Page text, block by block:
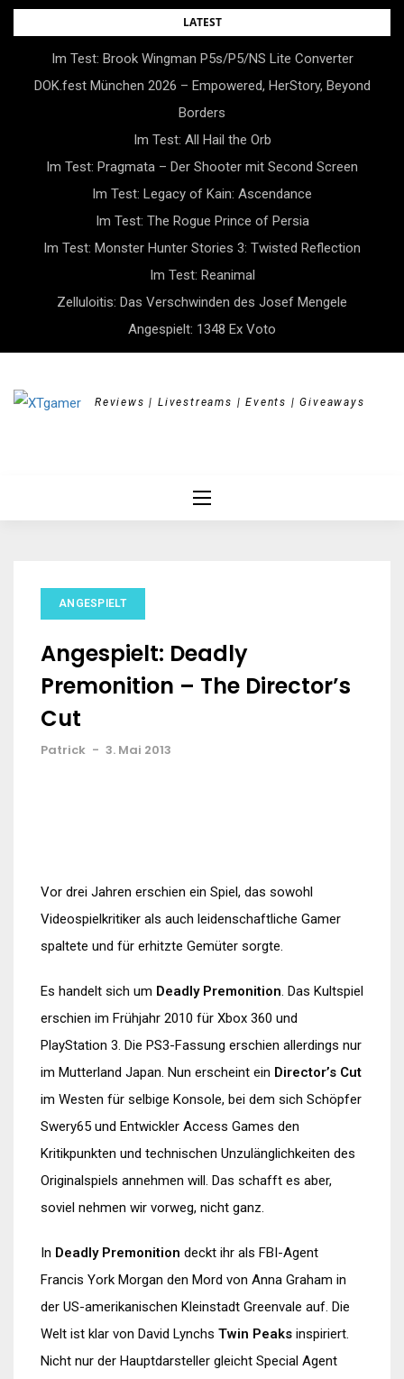
Skip
LATEST
Im Test: Brook Wingman P5s/P5/NS Lite Converter
DOK.fest München 2026 – Empowered, HerStory, Beyond
Borders
Im Test: All Hail the Orb
Im Test: Pragmata – Der Shooter mit Second Screen
Im Test: Legacy of Kain: Ascendance
Im Test: The Rogue Prince of Persia
Im Test: Monster Hunter Stories 3: Twisted Reflection
Im Test: Reanimal
Zelluloitis: Das Verschwinden des Josef Mengele
Angespielt: 1348 Ex Voto
Reviews | Livestreams | Events | Giveaways
ANGESPIELT
Angespielt: Deadly
Premonition – The Director’s
Cut
Patrick - 3. Mai 2013
Vor drei Jahren erschien ein Spiel, das sowohl
Videospielkritiker als auch leidenschaftliche Gamer
spaltete und für erhitzte Gemüter sorgte.
Es handelt sich um Deadly Premonition. Das Kultspiel
erschien im Frühjahr 2010 für Xbox 360 und
PlayStation 3. Die PS3-Fassung erschien allerdings nur
im Mutterland Japan. Nun erscheint ein Director’s Cut
im Westen für selbige Konsole, bei dem sich Schöpfer
Swery65 und Entwickler Access Games den
Kritikpunkten und technischen Unzulänglichkeiten des
Originalspiels annehmen will. Das schafft es aber,
soviel nehmen wir vorweg, nicht ganz.
In Deadly Premonition deckt ihr als FBI-Agent
Francis York Morgan den Mord von Anna Graham in
der US-amerikanischen Kleinstadt Greenvale auf. Die
Welt ist klar von David Lynchs Twin Peaks inspiriert.
Nicht nur der Hauptdarsteller gleicht Special Agent